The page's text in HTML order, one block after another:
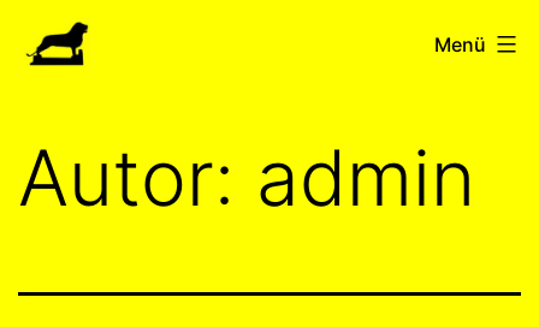
Inhalt
Amnesty
Menü
Autor: admin